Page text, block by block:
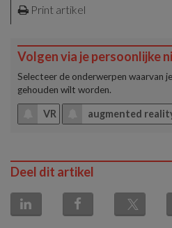
Print artikel
Volgen via je persoonlijke
Selecteer de onderwerpen waarvan
gehouden wilt worden.
VR augmented
Deel dit artikel